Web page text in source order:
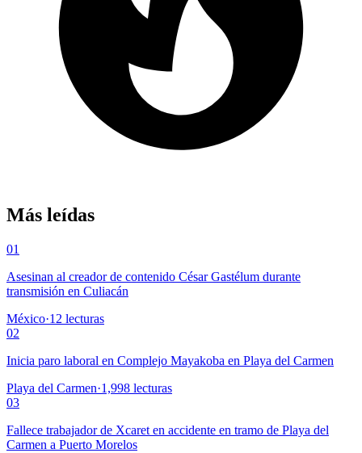
Más leídas
01
Asesinan al creador de contenido César Gastélum durante
transmisión en Culiacán
México·12 lecturas
02
Inicia paro laboral en Complejo Mayakoba en Playa del Carmen
Playa del Carmen·1,998 lecturas
03
Fallece trabajador de Xcaret en accidente en tramo de Playa del
Carmen a Puerto Morelos